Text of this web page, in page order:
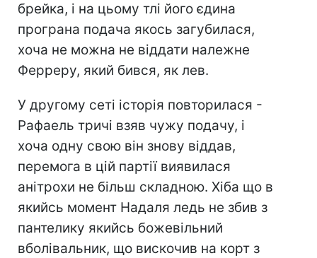
брейка, і на цьому тлі його єдина
програна подача якось загубилася,
хоча не можна не віддати належне
Ферреру, який бився, як лев.
У другому сеті історія повторилася -
Рафаель тричі взяв чужу подачу, і
хоча одну свою він знову віддав,
перемога в цій партії виявилася
анітрохи не більш складною. Хіба що в
якийсь момент Надаля ледь не збив з
пантелику якийсь божевільний
вболівальник, що вискочив на корт з